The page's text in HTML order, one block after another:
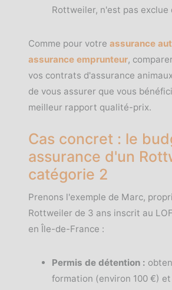
Rottweiler, n'est pas exclue
Comme pour votre assurance
assurance emprunteur,
vos contrats d'assurance
de vous assurer que vous
meilleur rapport qualité-prix.
Cas concret : le
assurance d'un
catégorie 2
Prenons l'exemple de Marc,
Rottweiler de 3 ans inscrit au
en Île-de-France :
Permis de détention :
formation (environ 100 €)